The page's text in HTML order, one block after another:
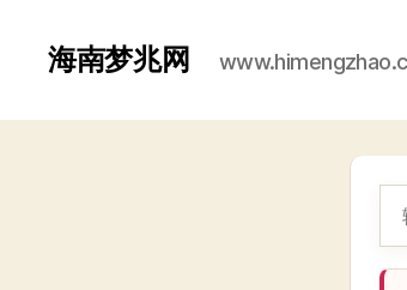
海南梦兆网